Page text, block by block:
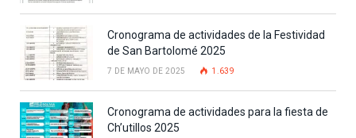
Cronograma de actividades de la Festividad
de San Bartolomé 2025
7 DE MAYO DE 2025 1.639
Cronograma de actividades para la fiesta de
Ch’utillos 2025